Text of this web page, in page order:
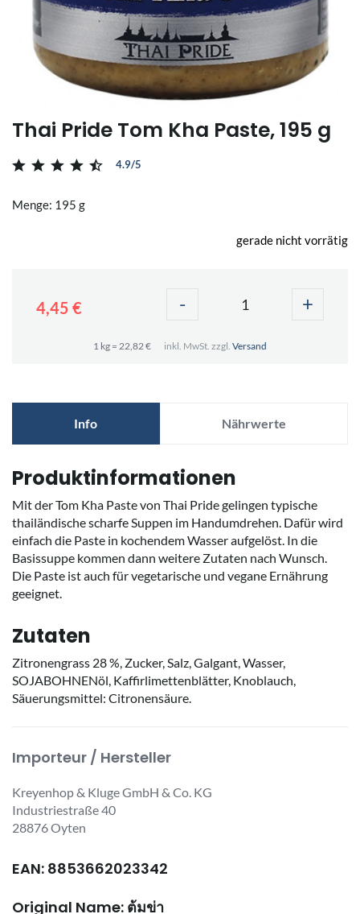
Thai Pride Tom Kha Paste, 195 g
4.9/5
Menge: 195 g
gerade nicht vorrätig
4,45 € - +
1 kg = 22,82 € inkl. MwSt. zzgl. Versand
Info Nährwerte
Produktinformationen
Mit der Tom Kha Paste von Thai Pride gelingen typische
thailändische scharfe Suppen im Handumdrehen. Dafür wird
einfach die Paste in kochendem Wasser aufgelöst. In die
Basissuppe kommen dann weitere Zutaten nach Wunsch.
Die Paste ist auch für vegetarische und vegane Ernährung
geeignet.
Zutaten
Zitronengrass 28 %, Zucker, Salz, Galgant, Wasser,
SOJABOHNENöl, Kaffirlimettenblätter, Knoblauch,
Säuerungsmittel: Citronensäure.
Importeur / Hersteller
Kreyenhop & Kluge GmbH & Co. KG
Industriestraße 40
28876 Oyten
EAN: 8853662023342
Original Name: ต้มข่า